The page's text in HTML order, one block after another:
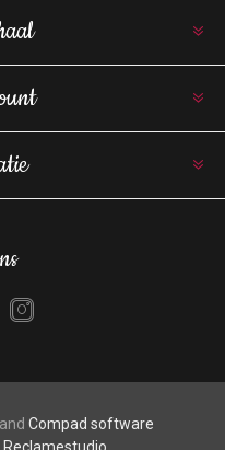
and Compad software